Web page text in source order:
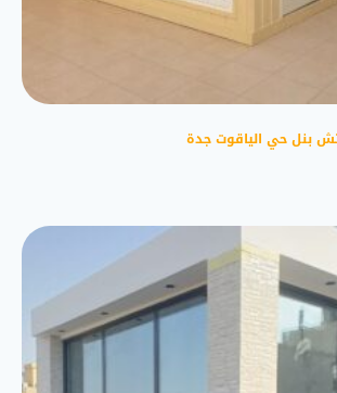
بنل حي الياقوت جدة